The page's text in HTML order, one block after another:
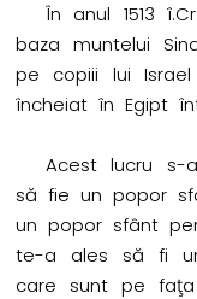
În anul 1513
baza muntelui
pe copiii lui
încheiat în Egipt
Acest lucru s-
să fie un popor
un popor sfânt
te-a ales să fi
care sunt pe faţa